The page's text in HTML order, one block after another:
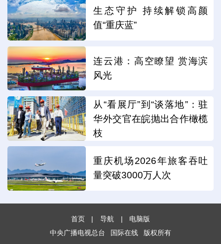
生态守护 持续解锁高颜
值“重庆蓝”
连云港：高空瞭望 赏海滨
风光
从“看展厅”到“谈落地”：驻
华外交官在皖抛出合作橄榄
枝
重庆机场2026年旅客吞吐
量突破3000万人次
首页 | 导航 |
电脑版
中央广播电视总台
国际在线 版权所有